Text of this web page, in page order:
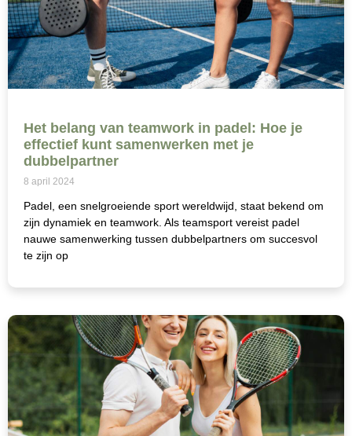
Het belang van teamwork in padel: Hoe je
effectief kunt samenwerken met je
dubbelpartner
8 april 2024
Padel, een snelgroeiende sport wereldwijd, staat bekend om
zijn dynamiek en teamwork. Als teamsport vereist padel
nauwe samenwerking tussen dubbelpartners om succesvol
te zijn op